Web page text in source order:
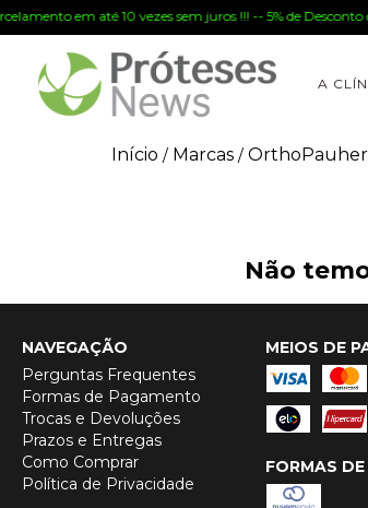
em até 10 vezes sem juros !!! -- 5% de
A
Início / Marcas / OrthoPauher
Não
NAVEGAÇÃO
Perguntas Frequentes
Formas de Pagamento
Trocas e Devoluções
Prazos e Entregas
Como Comprar
Política de Privacidade
MEIOS DE
FORMAS